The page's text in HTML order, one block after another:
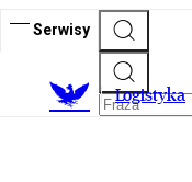
Serwisy
Logistyka